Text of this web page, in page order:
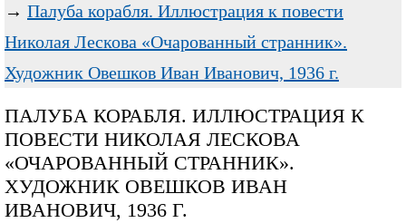
→ Палуба корабля. Иллюстрация к повести
Николая Лескова «Очарованный странник».
Художник Овешков Иван Иванович, 1936 г.
ПАЛУБА КОРАБЛЯ. ИЛЛЮСТРАЦИЯ К
ПОВЕСТИ НИКОЛАЯ ЛЕСКОВА
«ОЧАРОВАННЫЙ СТРАННИК».
ХУДОЖНИК ОВЕШКОВ ИВАН
ИВАНОВИЧ, 1936 Г.